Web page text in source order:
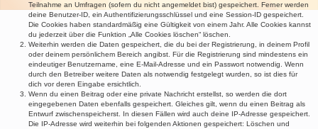
Teilnahme an Umfragen (sofern du nicht angemeldet bist) gespeichert. Ferner werden
deine Benutzer-ID, ein Authentifizierungsschlüssel und eine Session-ID gespeichert.
Die Cookies haben standardmäßig eine Gültigkeit von einem Jahr. Alle Cookies kannst
du jederzeit über die Funktion „Alle Cookies löschen“ löschen.
Weiterhin werden die Daten gespeichert, die du bei der Registrierung, in deinem Profil
oder deinem persönlichem Bereich angibst. Für die Registrierung sind mindestens ein
eindeutiger Benutzername, eine E-Mail-Adresse und ein Passwort notwendig. Wenn
durch den Betreiber weitere Daten als notwendig festgelegt wurden, so ist dies für
dich vor deren Eingabe ersichtlich.
Wenn du einen Beitrag oder eine private Nachricht erstellst, so werden die dort
eingegebenen Daten ebenfalls gespeichert. Gleiches gilt, wenn du einen Beitrag als
Entwurf zwischenspeicherst. In diesen Fällen wird auch deine IP-Adresse gespeichert.
Die IP-Adresse wird weiterhin bei folgenden Aktionen gespeichert: Löschen und